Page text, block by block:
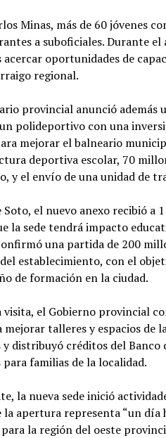
Minas, más de 60 jóvenes
a suboficiales. Durante
acercar oportunidades de
regional.
provincial anunció además
polideportivo con una
mejorar el balneario
deportiva escolar, 70
y el envío de una unidad de
Soto, el nuevo anexo recibió a
la sede tendrá impacto
una partida de 200
establecimiento, con el
de formación en la ciudad.
el Gobierno provincial
mejorar talleres y espacios de
distribuyó créditos del Banco
para familias de la localidad.
la nueva sede inició
la apertura representa “un día
la región del oeste